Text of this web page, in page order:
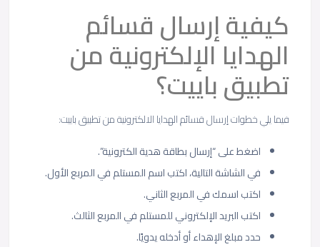
كيفية إرسال قسائم
الهدايا الإلكترونية من
تطبيق باييت؟
فيما يلي خطوات إرسال قسائم الهدايا الالكترونية من تطبيق باييت:
اضغط على “إرسال بطاقة هدية الكترونية”.
في الشاشة التالية، اكتب اسم المستلم في المربع الأول.
اكتب اسمك في المربع الثاني.
اكتب البريد الإلكتروني للمستلم في المربع الثالث.
حدد مبلغ الإهداء أو أدخله يدويًا.